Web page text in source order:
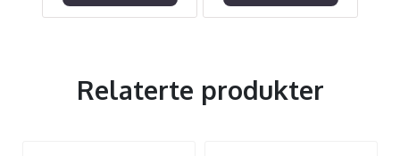
Relaterte produkter